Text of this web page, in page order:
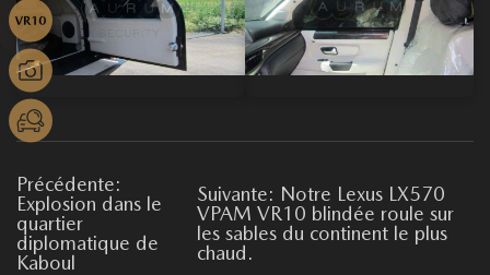
Précédente:
Explosion dans le
quartier
diplomatique de
Kaboul
Suivante: Notre Lexus LX570
VPAM VR10 blindée roule sur
les sables du continent le plus
chaud.